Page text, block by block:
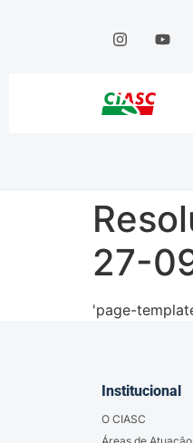
27-
'page-
Institucional
O CIASC